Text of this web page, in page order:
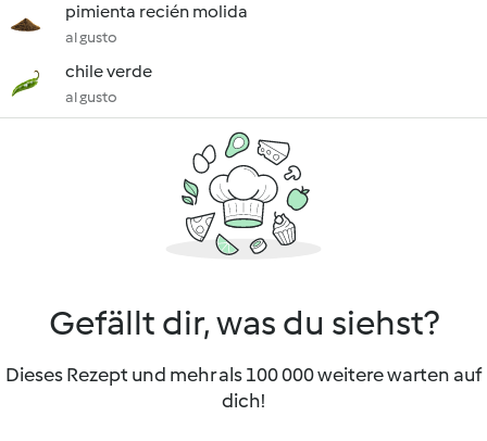
pimienta recién molida
al gusto
chile verde
al gusto
Gefällt dir, was du siehst?
Dieses Rezept und mehr als 100 000 weitere warten auf
dich!